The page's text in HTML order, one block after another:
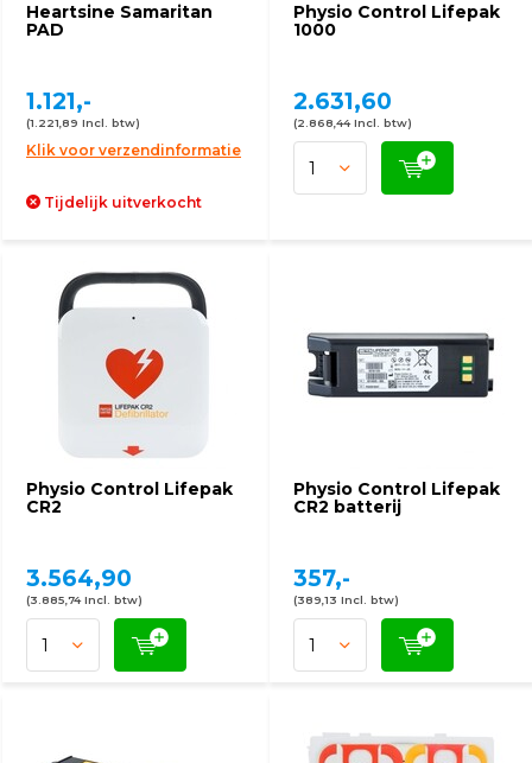
Heartsine Samaritan
PAD
1.121,-
(1.221,89 Incl. btw)
Klik voor verzendinformatie
Tijdelijk uitverkocht
Physio Control Lifepak
1000
2.631,60
(2.868,44 Incl. btw)
Physio Control Lifepak
CR2
3.564,90
(3.885,74 Incl. btw)
Physio Control Lifepak
CR2 batterij
357,-
(389,13 Incl. btw)